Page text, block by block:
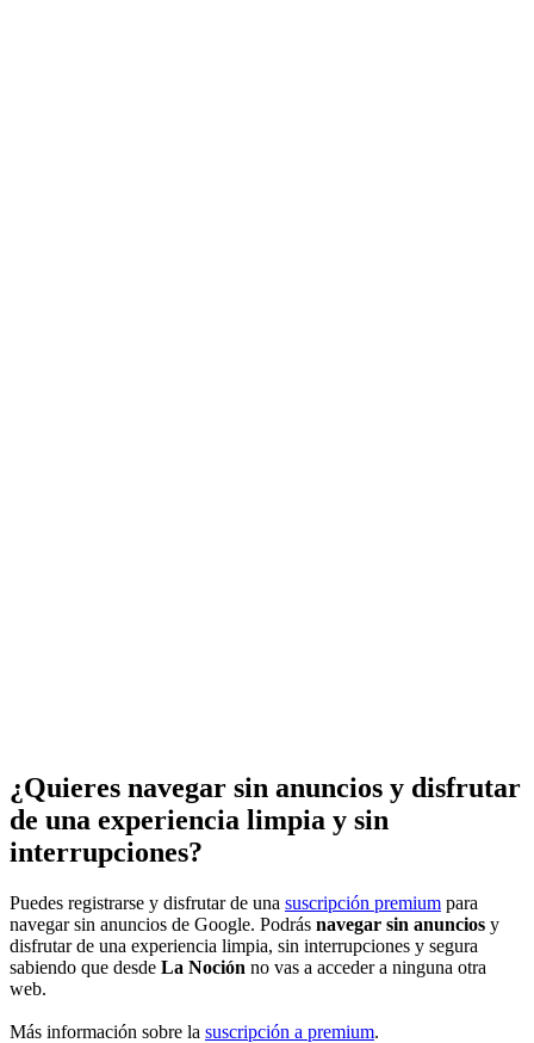
¿Quieres navegar sin anuncios y disfrutar
de una experiencia limpia y sin
interrupciones?
Puedes registrarse y disfrutar de una suscripción premium para
navegar sin anuncios de Google. Podrás navegar sin anuncios y
disfrutar de una experiencia limpia, sin interrupciones y segura
sabiendo que desde La Noción no vas a acceder a ninguna otra
web.
Más información sobre la suscripción a premium.